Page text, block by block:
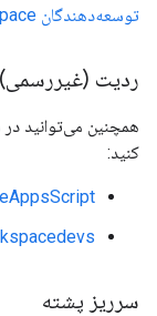
توسعه‌دهندگان Google Workspace
ردیت (غیررسمی)
همچنین می‌توانید
کنید:
سرریز پشته